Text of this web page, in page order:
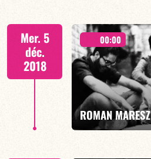
EN SAVOIR PLUS
Mer. 5
déc.
2018
00:00
ROMAN MARESZ